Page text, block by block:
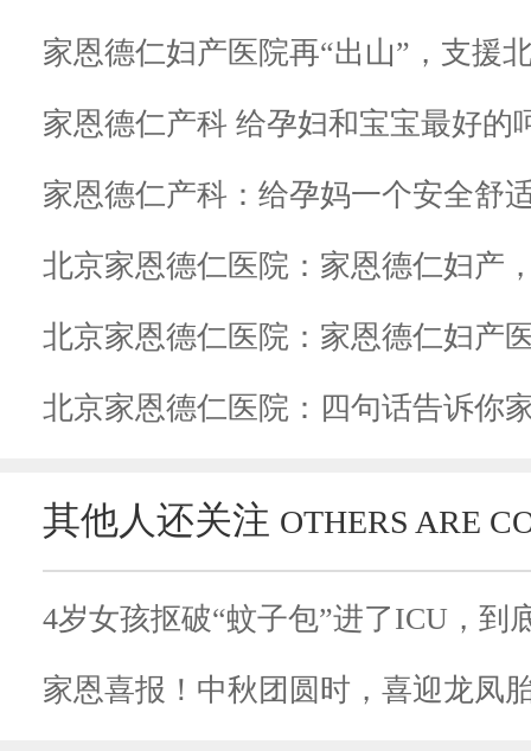
家恩德仁妇产医院再“出山”，支援
家恩德仁产科 给孕妇和宝宝最好的
家恩德仁产科：给孕妈一个安全舒
北京家恩德仁医院：家恩德仁妇产
北京家恩德仁医院：四句话告诉你
其他人还关注 OTHERS ARE
家恩喜报！中秋团圆时，喜迎龙凤